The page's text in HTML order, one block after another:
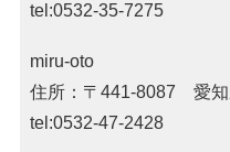
tel:0532-35-7275
miru-oto
住所：〒441-8087 愛知
tel:0532-47-2428